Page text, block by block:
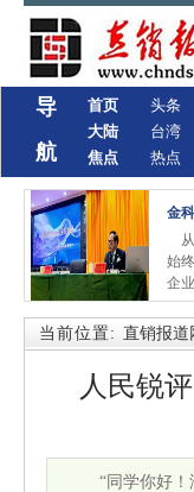
导
航
首页
大陆
焦点
头条
台湾
热点
金
从
始
企
当前位置: 直销报道
人民锐
“同学你好